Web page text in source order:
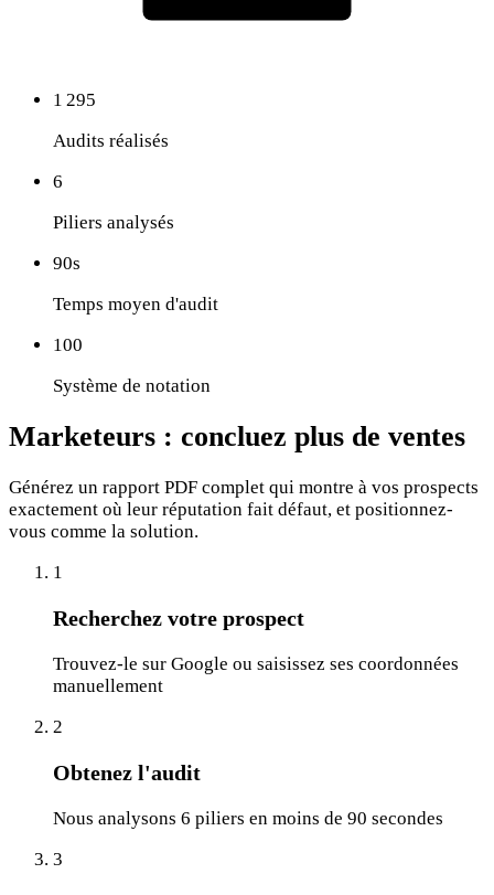
1 295
Audits réalisés
6
Piliers analysés
90s
Temps moyen d'audit
100
Système de notation
Marketeurs : concluez plus de ventes
Générez un rapport PDF complet qui montre à vos prospects
exactement où leur réputation fait défaut, et positionnez-
vous comme la solution.
1
Recherchez votre prospect
Trouvez-le sur Google ou saisissez ses coordonnées
manuellement
2
Obtenez l'audit
Nous analysons 6 piliers en moins de 90 secondes
3